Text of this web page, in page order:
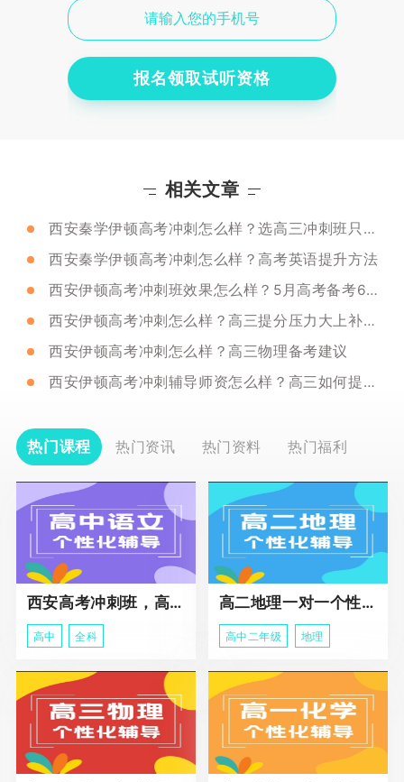
报名领取试听资格
相关文章
西安秦学伊顿高考冲刺怎么样？选高三冲刺班只需要看这三点
西安秦学伊顿高考冲刺怎么样？高考英语提升方法
西安伊顿高考冲刺班效果怎么样？5月高考备考6大关键点
西安伊顿高考冲刺怎么样？高三提分压力大上补习班有用吗？
西安伊顿高考冲刺怎么样？高三物理备考建议
西安伊顿高考冲刺辅导师资怎么样？高三如何提升成绩
热门课程 热门资讯 热门资料 热门福利
西安高考冲刺班，高三全科辅导
高中 全科
高二地理一对一个性化冲刺辅导课程
高中二年级 地理